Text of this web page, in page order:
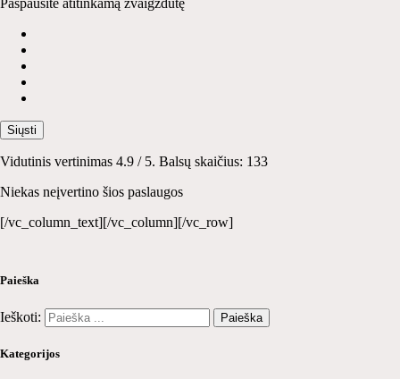
Paspausite atitinkamą žvaigždutę
Siųsti
Vidutinis vertinimas 4.9 / 5. Balsų skaičius: 133
Niekas neįvertino šios paslaugos
[/vc_column_text][/vc_column][/vc_row]
Paieška
Ieškoti:
Kategorijos